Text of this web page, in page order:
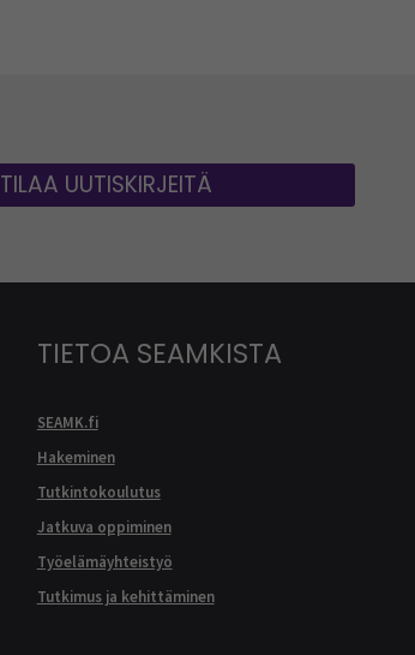
TILAA UUTISKIRJEITÄ
TIETOA SEAMKISTA
SEAMK.fi
Hakeminen
Tutkintokoulutus
Jatkuva oppiminen
Työelämäyhteistyö
Tutkimus ja kehittäminen